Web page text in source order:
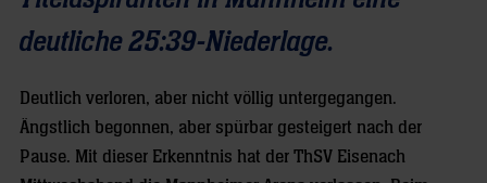
deutliche 25:39-Niederlage.
Deutlich verloren, aber nicht völlig untergegangen.
Ängstlich begonnen, aber spürbar gesteigert nach der
Pause. Mit dieser Erkenntnis hat der ThSV Eisenach